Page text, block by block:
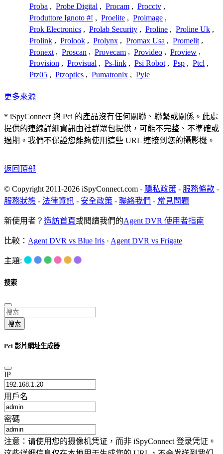
Proba , Probe Digital , Procam , Procctv ,
Produttore Ignoto #! , Proelite , Proimage ,
Prok Electronics , Prolab Security , Proline , Proline Uk ,
Prolink , Prolook , Prolynx , Promax Usa , Promelit ,
Pronext , Proscan , Provecam , Provideo , Proview ,
Provision , Provisual , Ps-link , Psi Robot , Psp , Ptcl ,
Ptz05 , Ptzoptics , Pumatronix , Pyle
更多來源
* iSpyConnect 與 Pci 的產品沒有任何關聯、聯繫或關係。此處
提供的連線詳細資訊由社群眾包提供，可能不完整、不準確或
過期。我們不保證您能夠使用這些 URL 連接到您的攝影機。
返回頂部
© Copyright 2011-2026 iSpyConnect.com - 隱私政策 - 服務條款 -
服務狀態 - 法律資訊 - 安全政策 - 聯絡我們 - 常見問題
新使用者？ 造訪首頁或閱讀我們的Agent DVR 使用者指南
比較： Agent DVR vs Blue Iris · Agent DVR vs Frigate
主題:
搜索
搜索
Pci 影片網址生成器
IP
用戶名
密碼
注意：请使用您的摄像机凭证，而非 iSpyConnect 登录凭证。